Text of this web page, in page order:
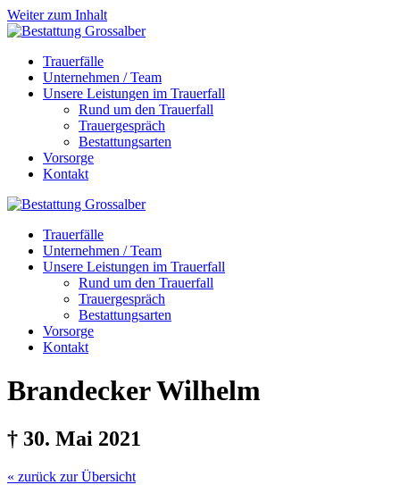
Weiter zum Inhalt
Trauerfälle
Unternehmen / Team
Unsere Leistungen im Trauerfall
Rund um den Trauerfall
Trauergespräch
Bestattungsarten
Vorsorge
Kontakt
Trauerfälle
Unternehmen / Team
Unsere Leistungen im Trauerfall
Rund um den Trauerfall
Trauergespräch
Bestattungsarten
Vorsorge
Kontakt
BrandeckerWilhelm
† 30. Mai 2021
« zurück zur Übersicht